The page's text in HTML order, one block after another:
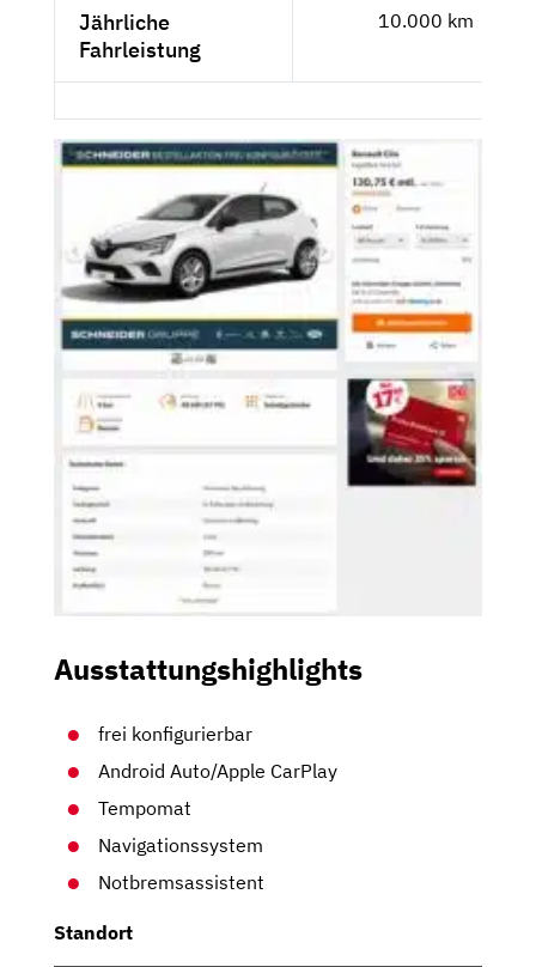
Jährliche
Fahrleistung
10.000 km
Ausstattungshighlights
frei konfigurierbar
Android Auto/Apple CarPlay
Tempomat
Navigationssystem
Notbremsassistent
Standort